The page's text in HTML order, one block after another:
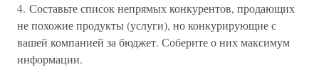
4. Составьте список непрямых конкурентов, продающих
не похожие продукты (услуги), но конкурирующие с
вашей компанией за бюджет. Соберите о них максимум
информации.